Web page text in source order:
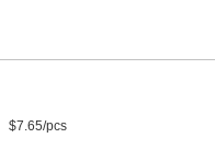
$7.65/pcs